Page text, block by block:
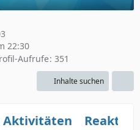
22:30
Aufrufe 351
Inhalte suchen
Aktivitäten